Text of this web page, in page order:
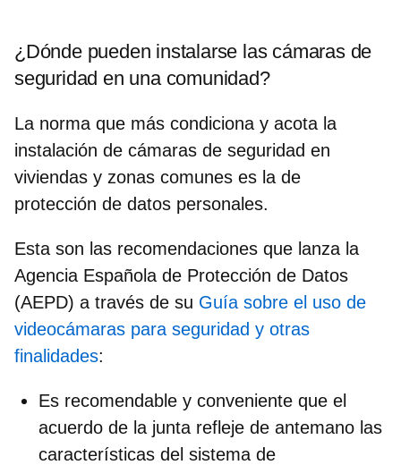
¿Dónde pueden instalarse las cámaras de
seguridad en una comunidad?
La norma que más condiciona y acota la
instalación de cámaras de seguridad en
viviendas y zonas comunes es la de
protección de datos personales.
Esta son las recomendaciones que lanza la
Agencia Española de Protección de Datos
(AEPD) a través de su Guía sobre el uso de
videocámaras para seguridad y otras
finalidades:
Es recomendable y conveniente que el
acuerdo de la junta refleje de antemano las
características del sistema de